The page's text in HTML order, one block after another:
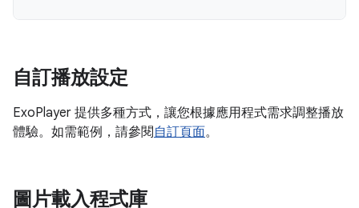
自訂播放設定
ExoPlayer 提供多種方式，讓您根據應用程式需求調整播放
體驗。如需範例，請參閱 自訂頁面。
圖片載入程式庫